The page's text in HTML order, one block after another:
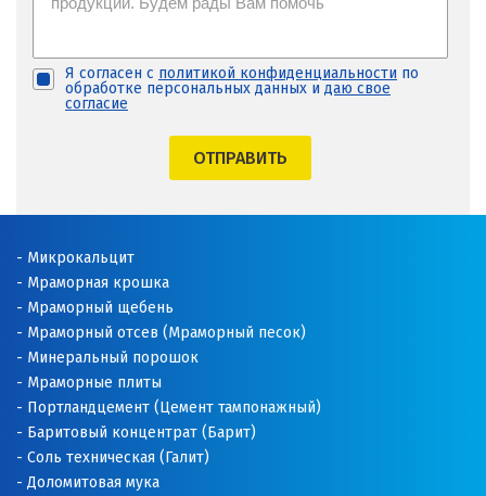
Я согласен с политикой конфиденциальности по
обработке персональных данных и даю свое
согласие
ОТПРАВИТЬ
Микрокальцит
Мраморная крошка
Мраморный щебень
Мраморный отсев (Мраморный песок)
Минеральный порошок
Мраморные плиты
Портландцемент (Цемент тампонажный)
Баритовый концентрат (Барит)
Соль техническая (Галит)
Доломитовая мука